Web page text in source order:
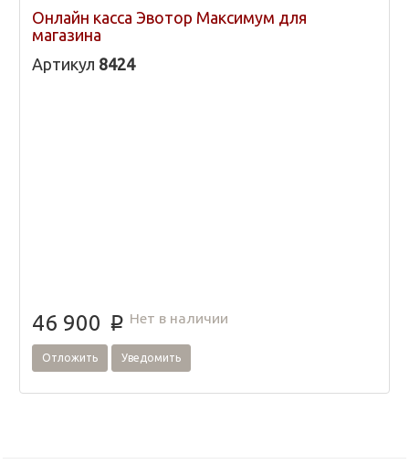
Онлайн касса Эвотор Максимум для
магазина
Артикул 8424
46 900 p Нет в наличии
Отложить Уведомить